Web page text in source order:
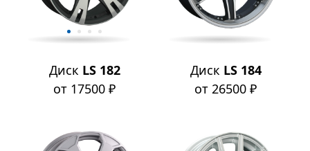
Диск LS 182
от 17500 ₽
Диск LS 184
от 26500 ₽